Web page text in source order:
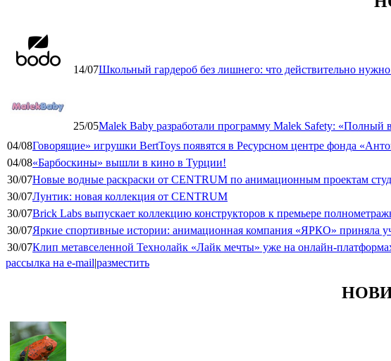
14/07Школьный гардероб без лишнего: что действительно нужно
25/05Malek Baby разработали программу Malek Safety: «Полный
04/08Говорящие» игрушки BertToys появятся в Ресурсном центре фонда
04/08«Барбоскины» вышли в кино в Турции!
30/07Новые водные раскраски от CENTRUM по анимационным проектам
30/07Лунтик: новая коллекция от CENTRUM
30/07Brick Labs выпускает коллекцию конструкторов к премьере
30/07Яркие спортивные истории: анимационная компания «ЯРКО» приняла
30/07Клип метавселенной Технолайк «Лайк мечты» уже на онлайн-
рассылка на e-mail|разместить